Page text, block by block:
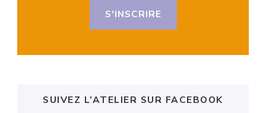
S'INSCRIRE
SUIVEZ L’ATELIER SUR FACEBOOK